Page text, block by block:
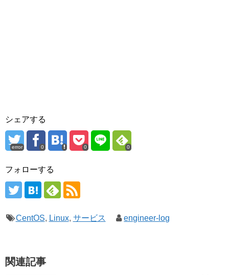
シェアする
error 0 0 0
フォローする
CentOS, Linux, サービス engineer-log
関連記事